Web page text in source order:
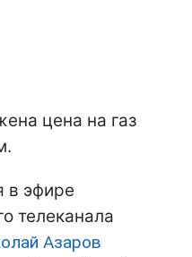
цена на газ
в эфире
телеканала
Азаров